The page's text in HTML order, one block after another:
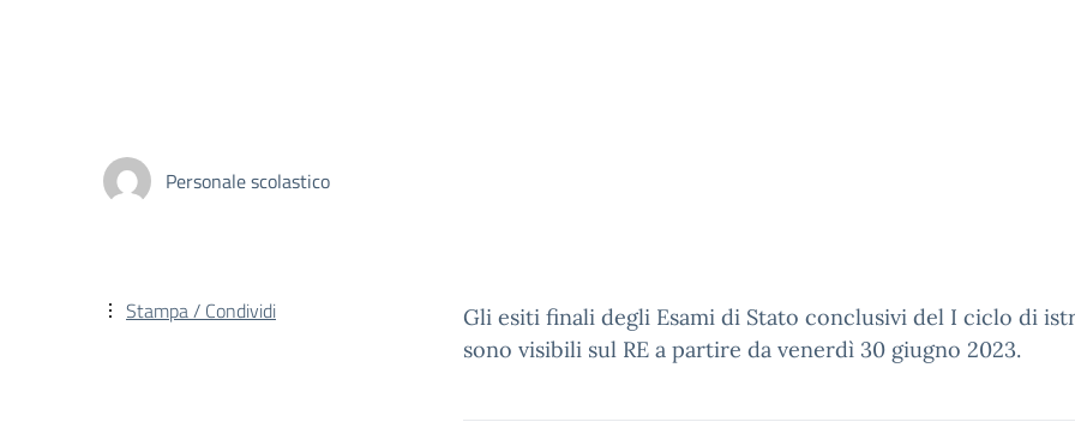
Personale scolastico
Gli esiti finali degli Esami di Stato conclusivi del I ciclo di
sono visibili sul RE a partire da venerdì 30 giugno 2023.
Stampa / Condividi